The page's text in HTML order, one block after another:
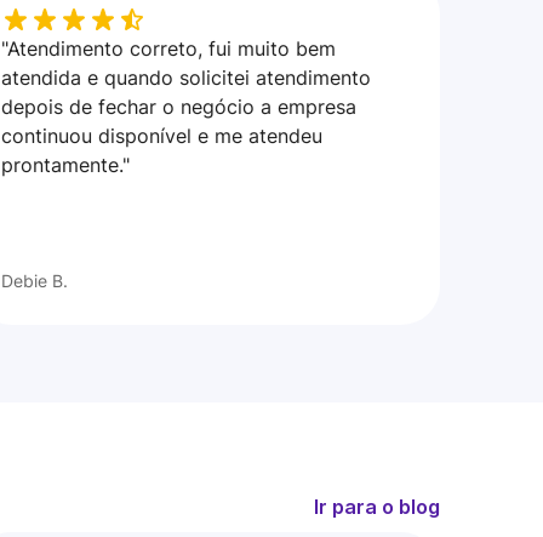
"Atendimento correto, fui muito bem
atendida e quando solicitei atendimento
depois de fechar o negócio a empresa
continuou disponível e me atendeu
prontamente."
Debie B.
Ir para o blog